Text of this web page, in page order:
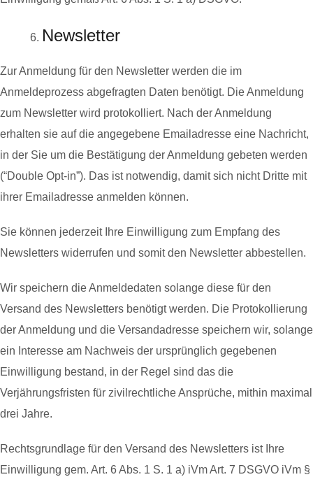
Newsletter
Zur Anmeldung für den Newsletter werden die im
Anmeldeprozess abgefragten Daten benötigt. Die Anmeldung
zum Newsletter wird protokolliert. Nach der Anmeldung
erhalten sie auf die angegebene Emailadresse eine Nachricht,
in der Sie um die Bestätigung der Anmeldung gebeten werden
(“Double Opt-in”). Das ist notwendig, damit sich nicht Dritte mit
ihrer Emailadresse anmelden können.
Sie können jederzeit Ihre Einwilligung zum Empfang des
Newsletters widerrufen und somit den Newsletter abbestellen.
Wir speichern die Anmeldedaten solange diese für den
Versand des Newsletters benötigt werden. Die Protokollierung
der Anmeldung und die Versandadresse speichern wir, solange
ein Interesse am Nachweis der ursprünglich gegebenen
Einwilligung bestand, in der Regel sind das die
Verjährungsfristen für zivilrechtliche Ansprüche, mithin maximal
drei Jahre.
Rechtsgrundlage für den Versand des Newsletters ist Ihre
Einwilligung gem. Art. 6 Abs. 1 S. 1 a) iVm Art. 7 DSGVO iVm §